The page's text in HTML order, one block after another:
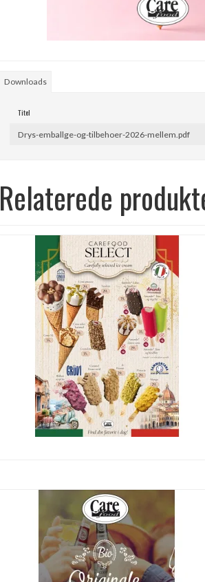
Downloads
Titel
Drys-emballge-og-tilbehoer-2026-mellem.pdf
Relaterede